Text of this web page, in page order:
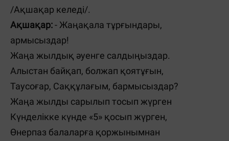
/Ақшақар келеді/.
Ақшақар:- Жаңақала тұрғындары,
армысыздар!
Жаңа жылдық әуенге салдыңыздар.
Алыстан байқап, болжап қоятұғын,
Таусоғар, Саққұлағым, бармысыздар?
Жаңа жылды сарылып тосып жүрген
Күнделікке күнде «5» қосып жүрген,
Өнерпаз балаларға қоржынымнан